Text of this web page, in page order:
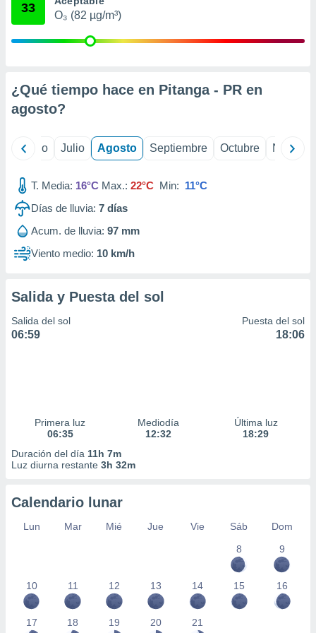
publicidad
publicidad
1199
33
O₃ (82 µg/m³)
¿Qué tiempo hace en Pitanga - PR en
agosto?
Junio Julio Agosto Septiembre Octubre
T. Media: 16°C Max.: 22°C Min: 11°C
Días de lluvia: 7 días
Acum. de lluvia: 97 mm
Viento medio: 10 km/h
Salida y Puesta del sol
Salida del sol
06:59
Puesta del sol
18:06
Primera luz
06:35
Mediodía
12:32
Última luz
18:29
Duración del día 11h 7m
Luz diurna restante 3h 32m
Calendario lunar
Lun Mar Mié Jue Vie Sáb
Dom
8
9
10 11 12 13 14 15 16
17 18 19 20 21